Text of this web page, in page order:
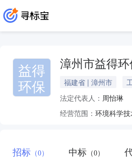
益得
环保
漳州市益得
福建省 | 漳州市
法定代表人： 周怡琳
经营范围：
招标 （0） 中标 （0）